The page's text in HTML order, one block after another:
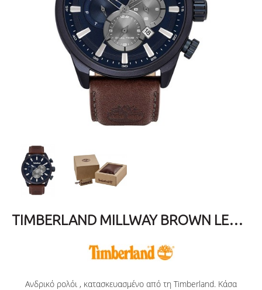
TIMBERLAND MILLWAY BROWN LEATHER STRAP TBL16002JLABL03
Ανδρικό ρολόι , κατασκευασμένο από τη Timberland. Κάσα